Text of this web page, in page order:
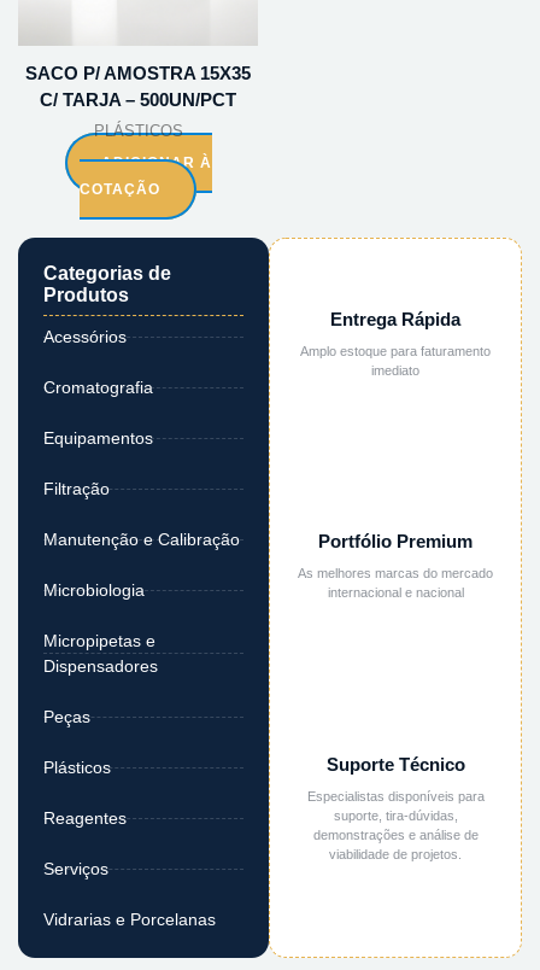
Categorias de
Produtos
Acessórios
Cromatografia
Equipamentos
Filtração
Manutenção e Calibração
Microbiologia
Micropipetas e
Dispensadores
Peças
Plásticos
Reagentes
Serviços
Vidrarias e Porcelanas
Entrega Rápida
Amplo estoque para faturamento
imediato
Portfólio Premium
As melhores marcas do mercado
internacional e nacional
Suporte Técnico
Especialistas disponíveis para
suporte, tira-dúvidas,
demonstrações e análise de
viabilidade de projetos.
SACO P/ AMOSTRA 15X35
C/ TARJA – 500UN/PCT
PLÁSTICOS
ADICIONAR À
COTAÇÃO